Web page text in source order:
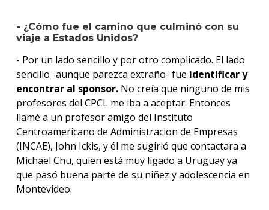
- ¿Cómo fue el camino que culminó con su
viaje a Estados Unidos?
- Por un lado sencillo y por otro complicado. El lado
sencillo -aunque parezca extraño- fue identificar y
encontrar al sponsor.No creía que ninguno de mis
profesores del CPCL me iba a aceptar. Entonces
llamé a un profesor amigo del Instituto
Centroamericano de Administracion de Empresas
(INCAE), John Ickis, y él me sugirió que contactara a
Michael Chu, quien está muy ligado a Uruguay ya
que pasó buena parte de su niñez y adolescencia en
Montevideo.